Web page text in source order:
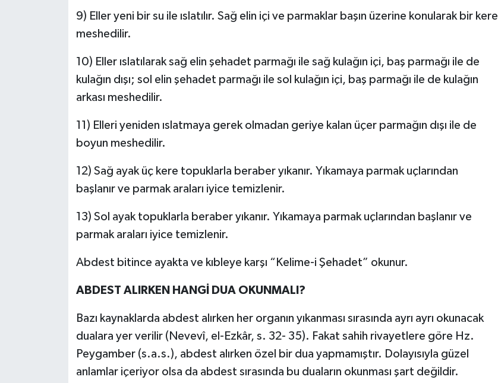
9) Eller yeni bir su ile ıslatılır. Sağ elin içi ve parmaklar başın üzerine konularak bir kere
meshedilir.
10) Eller ıslatılarak sağ elin şehadet parmağı ile sağ kulağın içi, baş parmağı ile de
kulağın dışı; sol elin şehadet parmağı ile sol kulağın içi, baş parmağı ile de kulağın
arkası meshedilir.
11) Elleri yeniden ıslatmaya gerek olmadan geriye kalan üçer parmağın dışı ile de
boyun meshedilir.
12) Sağ ayak üç kere topuklarla beraber yıkanır. Yıkamaya parmak uçlarından
başlanır ve parmak araları iyice temizlenir.
13) Sol ayak topuklarla beraber yıkanır. Yıkamaya parmak uçlarından başlanır ve
parmak araları iyice temizlenir.
Abdest bitince ayakta ve kıbleye karşı “Kelime-i Şehadet” okunur.
ABDEST ALIRKEN HANGİ DUA OKUNMALI?
Bazı kaynaklarda abdest alırken her organın yıkanması sırasında ayrı ayrı okunacak
dualara yer verilir (Nevevî, el-Ezkâr, s. 32- 35). Fakat sahih rivayetlere göre Hz.
Peygamber (s.a.s.), abdest alırken özel bir dua yapmamıştır. Dolayısıyla güzel
anlamlar içeriyor olsa da abdest sırasında bu duaların okunması şart değildir.